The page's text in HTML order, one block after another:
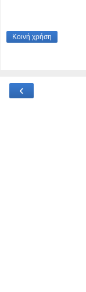
Κοινή χρήση
‹